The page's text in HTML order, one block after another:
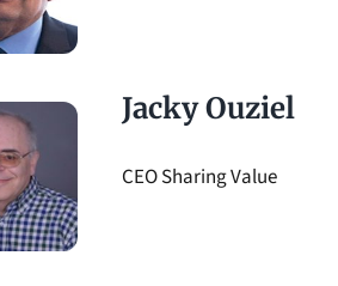
Jacky Ouziel
CEO Sharing Value